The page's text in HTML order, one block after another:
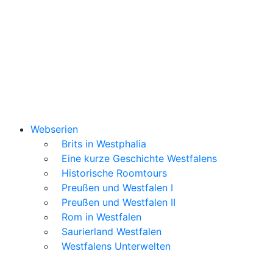
Webserien
Brits in Westphalia
Eine kurze Geschichte Westfalens
Historische Roomtours
Preußen und Westfalen I
Preußen und Westfalen II
Rom in Westfalen
Saurierland Westfalen
Westfalens Unterwelten